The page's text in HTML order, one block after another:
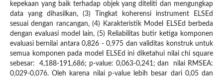
kepekaan yang baik terhadap objek yang diteliti dan mengungkap
data yang dihasilkan, (3) Tingkat koherensi instrument ELSEd
sesuai dengan rancangan, (4) Karakteristik Model ELSEd berbeda
dengan evaluasi model lain, (5) Reliabilitas butir ketiga komponen
evaluasi bernilai antara 0,826 - 0,975 dan validitas konstruk untuk
semua komponen pada model ELSEd ini diketahui nilai chi square
sebesar: 4,188-191,686; p-value: 0,063-0,241; dan nilai RMSEA:
0,029-0,076. Oleh karena nilai p-value lebih besar dari 0,05 dan